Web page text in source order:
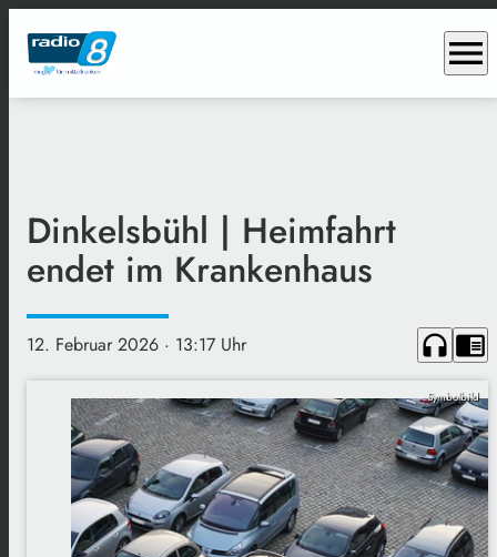
menu
Dinkelsbühl | Heimfahrt
endet im Krankenhaus
12. Februar 2026 · 13:17 Uhr headphones chrome_reader_mode
Symbolbild